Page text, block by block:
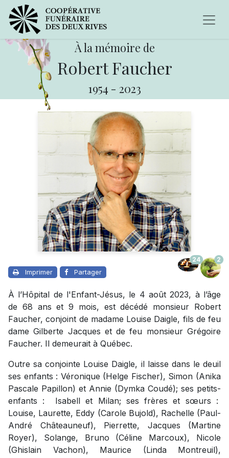
À la mémoire de
Robert Faucher
1954 - 2023
Imprimer Partager
24 2
À l’Hôpital de l'Enfant-Jésus, le 4 août 2023, à l’âge
de 68 ans et 9 mois, est décédé monsieur Robert
Faucher, conjoint de madame Louise Daigle, fils de feu
dame Gilberte Jacques et de feu monsieur Grégoire
Faucher. Il demeurait à Québec.
Outre sa conjointe Louise Daigle, il laisse dans le deuil
ses enfants : Véronique (Helge Fischer), Simon (Anika
Pascale Papillon) et Annie (Dymka Coudé); ses petits-
enfants : Isabell et Milan; ses frères et sœurs :
Louise, Laurette, Eddy (Carole Bujold), Rachelle (Paul-
André Châteauneuf), Pierrette, Jacques (Martine
Royer), Solange, Bruno (Céline Marcoux), Nicole
(Ghislain Vachon), Maurice (Linda Montreuil),